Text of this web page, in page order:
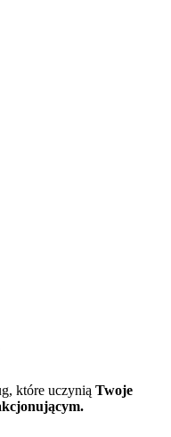
które uczynią Twoje